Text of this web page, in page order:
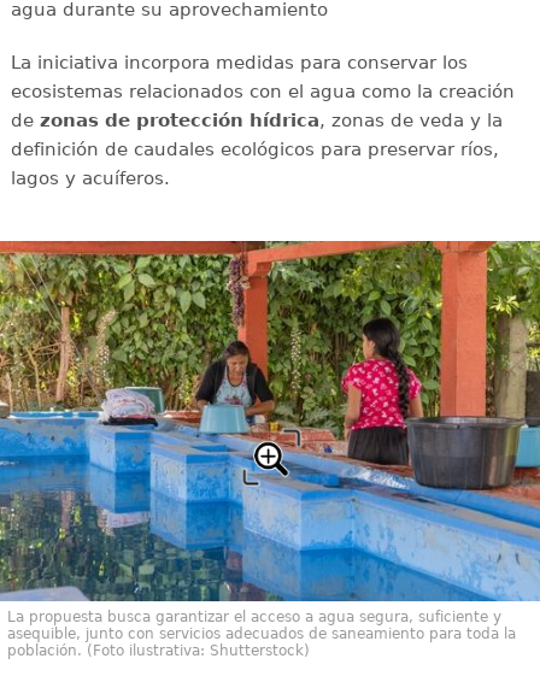
agua durante su aprovechamiento
La iniciativa incorpora medidas para conservar los
ecosistemas relacionados con el agua como la creación
de zonas de protección hídrica, zonas de veda y la
definición de caudales ecológicos para preservar ríos,
lagos y acuíferos.
La propuesta busca garantizar el acceso a agua segura, suficiente y
asequible, junto con servicios adecuados de saneamiento para toda la
población. (Foto ilustrativa: Shutterstock)